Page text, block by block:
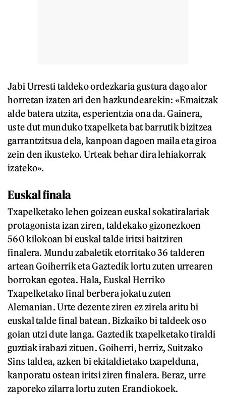
Jabi Urresti taldeko ordezkaria gustura dago alor
horretan izaten ari den hazkundearekin: «Emaitzak
alde batera utzita, esperientzia ona da. Gainera,
uste dut munduko txapelketa bat barrutik bizitzea
garrantzitsua dela, kanpoan dagoen maila eta giroa
zein den ikusteko. Urteak behar dira lehiakorrak
izateko».
Euskal finala
Txapelketako lehen goizean euskal sokatiralariak
protagonista izan ziren, taldekako gizonezkoen
560 kilokoan bi euskal talde iritsi baitziren
finalera. Mundu zabaletik etorritako 36 talderen
artean Goiherrik eta Gaztedik lortu zuten urrearen
borrokan egotea. Hala, Euskal Herriko
Txapelketako final berbera jokatu zuten
Alemanian. Urte dezente ziren ez zirela aritu bi
euskal talde final batean. Bizkaiko bi taldeek oso
goian utzi dute langa. Gaztedik txapelketako tiraldi
guztiak irabazi zituen. Goiherri, berriz, Suitzako
Sins taldea, azken bi ekitaldietako txapelduna,
kanporatu ostean iritsi ziren finalera. Beraz, urre
zaporeko zilarra lortu zuten Erandiokoek.